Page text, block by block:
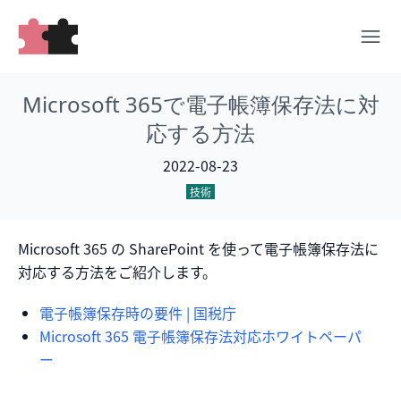
Microsoft 365で電子帳簿保存法に対
応する方法
2022-08-23
技術
Microsoft 365 の SharePoint を使って電子帳簿保存法に
対応する方法をご紹介します。
電子帳簿保存時の要件 | 国税庁
Microsoft 365 電子帳簿保存法対応ホワイトペーパ
ー